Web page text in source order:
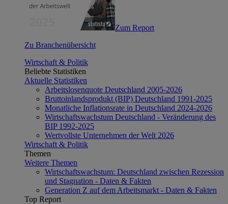
Zum Report
Zu Branchenübersicht
Wirtschaft & Politik
Beliebte Statistiken
Aktuelle Statistiken
Arbeitslosenquote Deutschland 2005-2026
Bruttoinlandsprodukt (BIP) Deutschland 1991-2025
Monatliche Inflationsrate in Deutschland 2024-2026
Wirtschaftswachstum Deutschland - Veränderung des
BIP 1992-2025
Wertvollste Unternehmen der Welt 2026
Wirtschaft & Politik
Themen
Weitere Themen
Wirtschaftswachstum: Deutschland zwischen Rezession
und Stagnation - Daten & Fakten
Generation Z auf dem Arbeitsmarkt - Daten & Fakten
Top Report